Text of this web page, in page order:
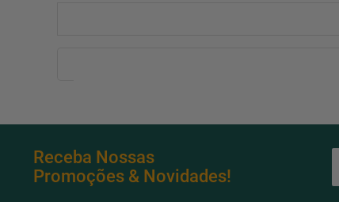
Receba Nossas
Promoções & Novidades!